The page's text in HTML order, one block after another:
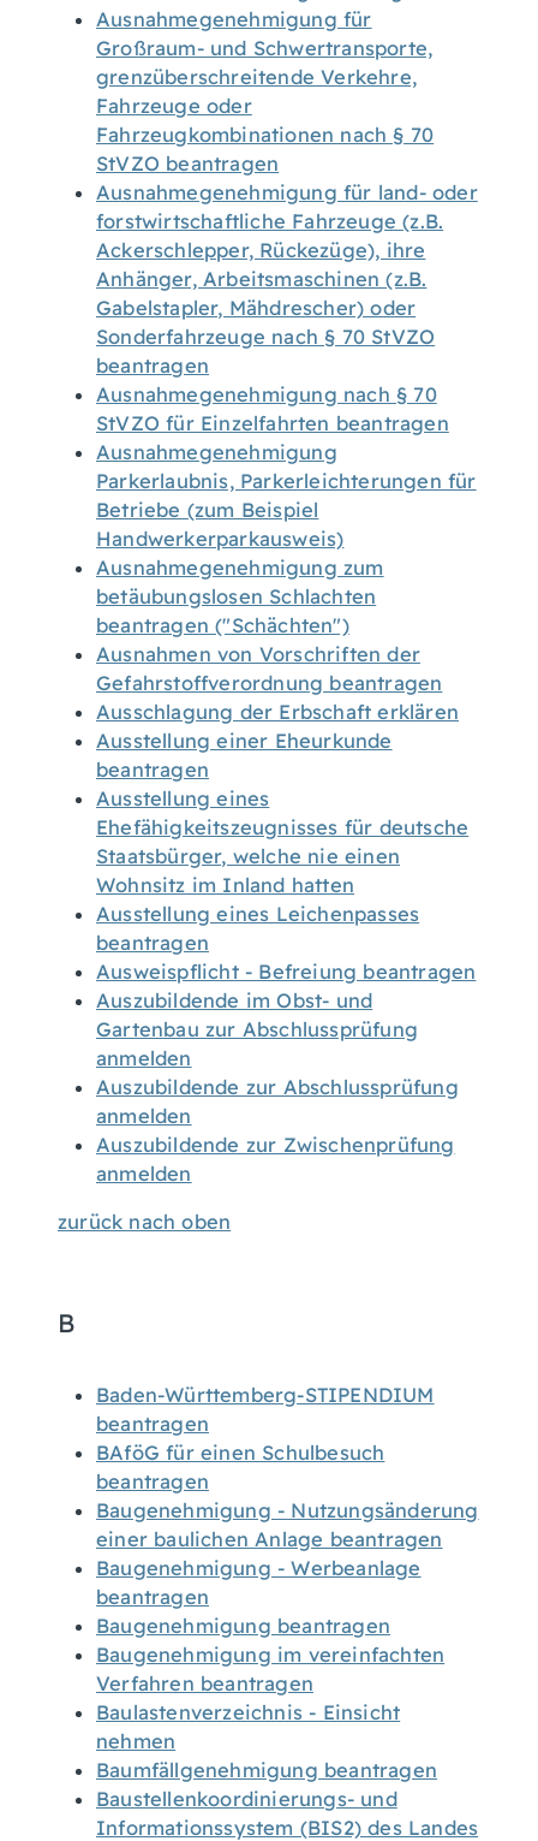
Ausnahmegenehmigung für
Großraum- und Schwertransporte,
grenzüberschreitende Verkehre,
Fahrzeuge oder
Fahrzeugkombinationen nach § 70
StVZO beantragen
Ausnahmegenehmigung für land- oder
forstwirtschaftliche Fahrzeuge (z.B.
Ackerschlepper, Rückezüge), ihre
Anhänger, Arbeitsmaschinen (z.B.
Gabelstapler, Mähdrescher) oder
Sonderfahrzeuge nach § 70 StVZO
beantragen
Ausnahmegenehmigung nach § 70
StVZO für Einzelfahrten beantragen
Ausnahmegenehmigung
Parkerlaubnis, Parkerleichterungen für
Betriebe (zum Beispiel
Handwerkerparkausweis)
Ausnahmegenehmigung zum
betäubungslosen Schlachten
beantragen ("Schächten")
Ausnahmen von Vorschriften der
Gefahrstoffverordnung beantragen
Ausschlagung der Erbschaft erklären
Ausstellung einer Eheurkunde
beantragen
Ausstellung eines
Ehefähigkeitszeugnisses für deutsche
Staatsbürger, welche nie einen
Wohnsitz im Inland hatten
Ausstellung eines Leichenpasses
beantragen
Ausweispflicht - Befreiung beantragen
Auszubildende im Obst- und
Gartenbau zur Abschlussprüfung
anmelden
Auszubildende zur Abschlussprüfung
anmelden
Auszubildende zur Zwischenprüfung
anmelden
zurück nach oben
B
Baden-Württemberg-STIPENDIUM
beantragen
BAföG für einen Schulbesuch
beantragen
Baugenehmigung - Nutzungsänderung
einer baulichen Anlage beantragen
Baugenehmigung - Werbeanlage
beantragen
Baugenehmigung beantragen
Baugenehmigung im vereinfachten
Verfahren beantragen
Baulastenverzeichnis - Einsicht
nehmen
Baumfällgenehmigung beantragen
Baustellenkoordinierungs- und
Informationssystem (BIS2) des Landes